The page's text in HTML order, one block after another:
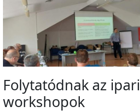
Folytatódnak az ipari
workshopok